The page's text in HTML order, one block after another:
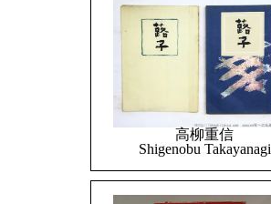
高柳重信
Shigenobu Takayanagi